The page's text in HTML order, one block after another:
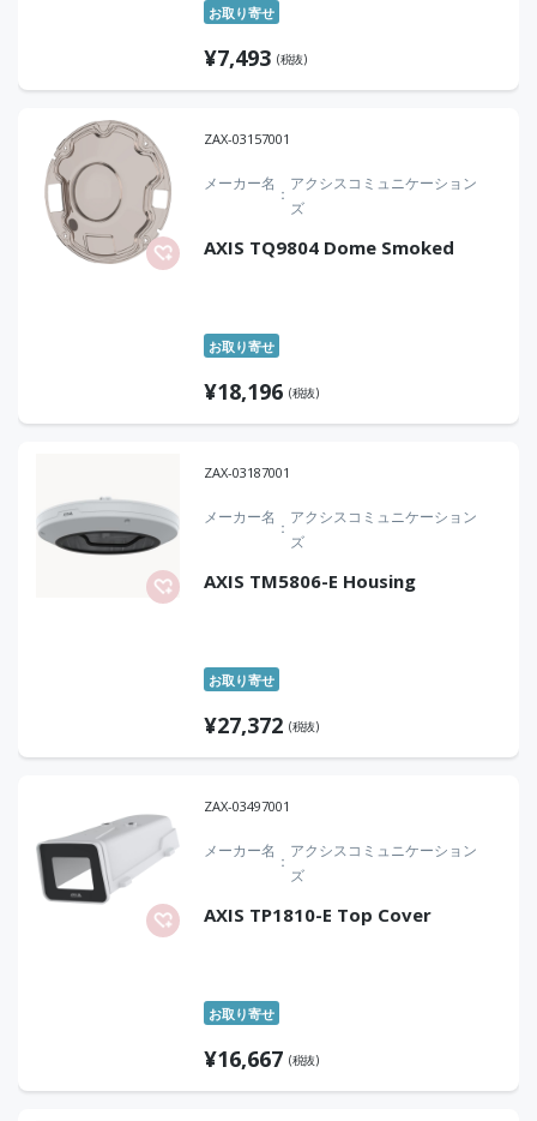
お取り寄せ
¥7,493 (税抜)
ZAX-03157001
メーカー名
アクシスコミュニケーション
ズ
AXIS TQ9804 Dome Smoked
お取り寄せ
¥18,196 (税抜)
ZAX-03187001
メーカー名
アクシスコミュニケーション
ズ
AXIS TM5806-E Housing
お取り寄せ
¥27,372 (税抜)
ZAX-03497001
メーカー名
アクシスコミュニケーション
ズ
AXIS TP1810-E Top Cover
お取り寄せ
¥16,667 (税抜)